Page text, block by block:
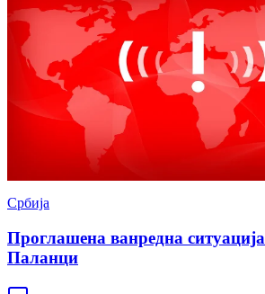
Србија
Проглашена ванредна
Паланци